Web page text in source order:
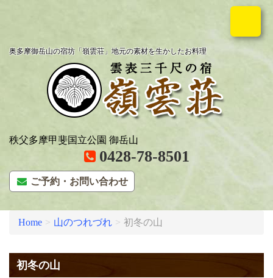
奥多摩御岳山の宿坊「嶺雲荘」地元の素材を生かしたお料理
秩父多摩甲斐国立公園 御岳山
0428-78-8501
ご予約・お問い合わせ
Home 山のつれづれ 初冬の山
初冬の山